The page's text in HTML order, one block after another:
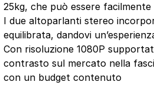
25kg, che può essere
I due altoparlanti stereo
equilibrata, dandovi
Con risoluzione 1080P
contrasto sul mercato nella
con un budget contenuto